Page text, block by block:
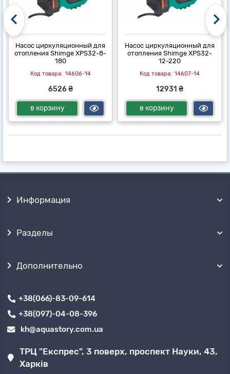
Насос циркуляционный для
отопления Shimge XPS32-8-
180
14606-14
6526 ₴
в корзину
Насос циркуляционный для
отопления Shimge XPS32-
12-220
14607-14
12931 ₴
в корзину
Информация
Разделы
Дополнительно
+38(066)-83-09-614
+38(097)-04-08-396
kh@aquastory.com.ua
ТРЦ "Експрес", 3 поверх, проспект Науки, 43,
Харків